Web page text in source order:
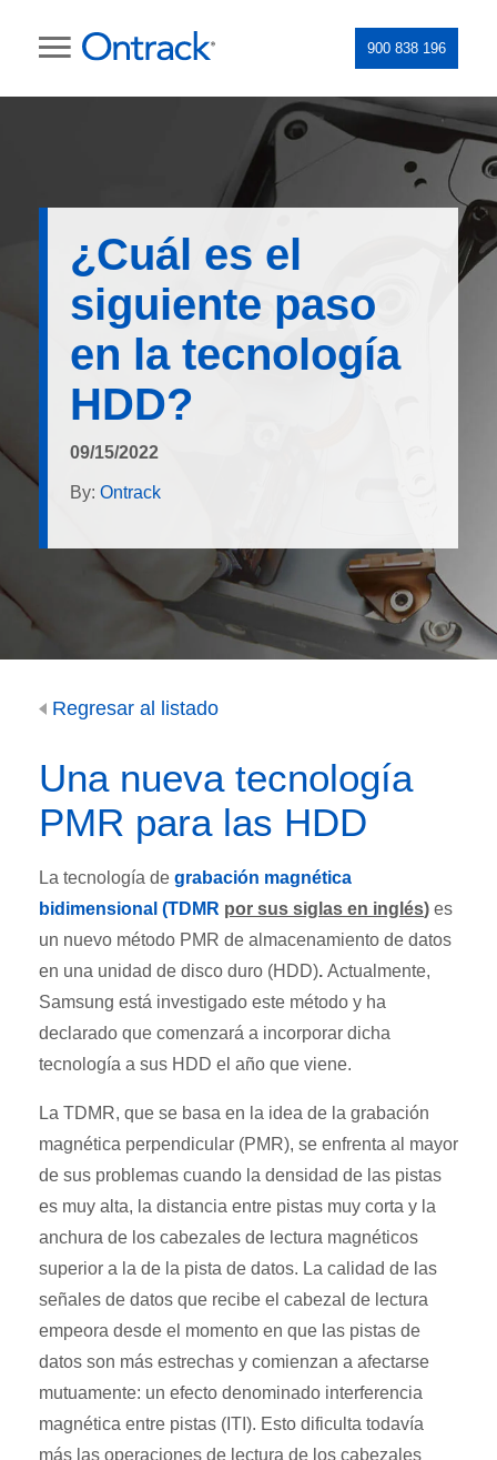
900 838 196
¿Cuál es el
siguiente paso
en la tecnología
HDD?
09/15/2022
By: Ontrack
Regresar al listado
Una nueva tecnología
PMR para las HDD
La tecnología de grabación magnética
bidimensional (TDMR por sus siglas en inglés) es
un nuevo método PMR de almacenamiento de datos
en una unidad de disco duro (HDD). Actualmente,
Samsung está investigado este método y ha
declarado que comenzará a incorporar dicha
tecnología a sus HDD el año que viene.
La TDMR, que se basa en la idea de la grabación
magnética perpendicular (PMR), se enfrenta al mayor
de sus problemas cuando la densidad de las pistas
es muy alta, la distancia entre pistas muy corta y la
anchura de los cabezales de lectura magnéticos
superior a la de la pista de datos. La calidad de las
señales de datos que recibe el cabezal de lectura
empeora desde el momento en que las pistas de
datos son más estrechas y comienzan a afectarse
mutuamente: un efecto denominado interferencia
magnética entre pistas (ITI). Esto dificulta todavía
más las operaciones de lectura de los cabezales